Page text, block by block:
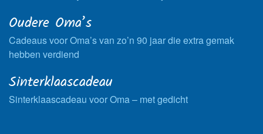
Oudere Oma’s
Cadeaus voor Oma’s van zo’n 90 jaar die extra gemak
hebben verdiend
Sinterklaascadeau
Sinterklaascadeau voor Oma – met gedicht